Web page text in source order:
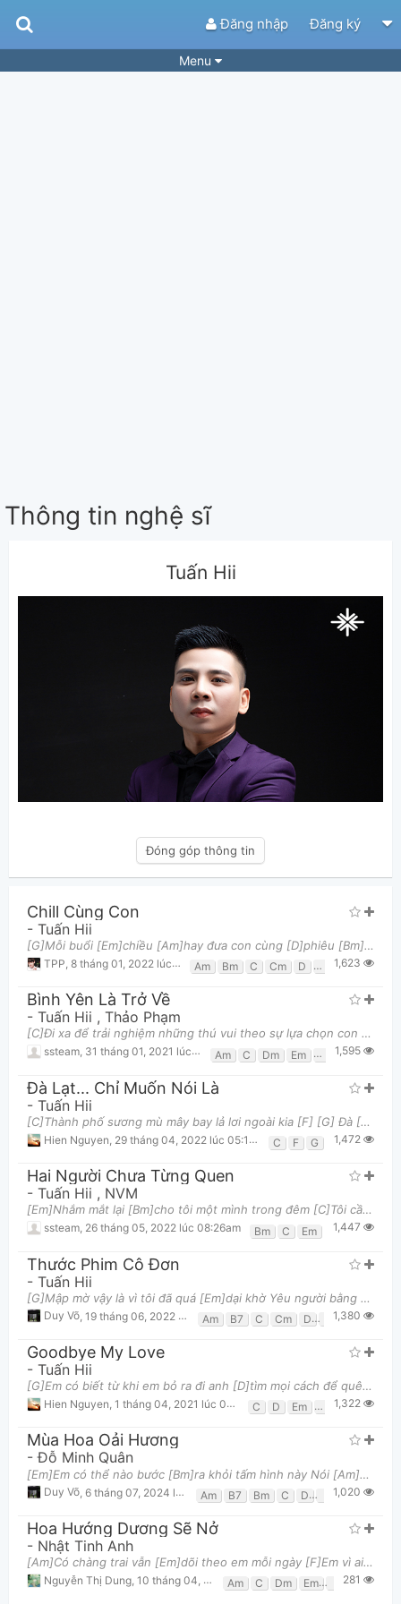
Đăng nhập Đăng ký
Menu
Thông tin nghệ sĩ
Tuấn Hii
Đóng góp thông tin
Chill Cùng Con
- Tuấn Hii
[G]Mỗi buổi [Em]chiều [Am]hay đưa con cùng [D]phiêu [Bm]Xách xe vi vu ta cùng [Em]chill [C]lướt nh
TPP 8 tháng 01, 2022 lúc 02:23pm Am Bm C Cm D Em G
1,623
Bình Yên Là Trở Về
- Tuấn Hii , Thảo Phạm
[C]Đi xa để trải nghiệm những thú vui theo sự lựa chọn con tim [Am]Đi xa để trải nghiệm những hươn
ssteam, 31 tháng 01, 2021 lúc 01:37pm Am C Dm Em F G
1,595
Đà Lạt... Chỉ Muốn Nói Là
- Tuấn Hii
[C]Thành phố sương mù mây bay lả lơi ngoài kia [F] [G] Đà [C]lạt là nơi thần tiên Của đôi ta bên nh
Hien Nguyen 29 tháng 04, 2022 lúc 05:18am C F G 1,472
Hai Người Chưa Từng Quen
- Tuấn Hii , NVM
[Em]Nhắm mắt lại [Bm]cho tôi một mình trong đêm [C]Tôi cần một làn khói thêm chút âm thanh của riên
ssteam, 26 tháng 05, 2022 lúc 08:26am Bm C Em 1,447
Thước Phim Cô Đơn
- Tuấn Hii
[G]Mập mờ vậy là vì tôi đã quá [Em]dại khờ Yêu người bằng nụ cười đan xen [C]có chút ngây ngơ để hô
Duy Võ 19 tháng 06, 2022 lúc 08:05pm Am B7 C Cm D Em G
1,380
Goodbye My Love
- Tuấn Hii
[G]Em có biết từ khi em bỏ ra đi anh [D]tìm mọi cách để quên em anh trốn tránh [Em]Những ký ức bên
Hien Nguyen 1 tháng 04, 2021 lúc 04:49am C D Em G 1,322
Mùa Hoa Oải Hương
-Đỗ Minh Quân
[Em]Em có thể nào bước [Bm]ra khỏi tấm hình này Nói [Am]với tôi rằng [D]em rất nhớ [G]đến tôi ? [B
Duy Võ 6 tháng 07, 2024 lúc 08:19pm Am B7 Bm C D Em G
1,020
Hoa Hướng Dương Sẽ Nở
- Nhật Tinh Anh
[Am]Có chàng trai vẫn [Em]dõi theo em mỗi ngày [F]Em vì ai nước [C]mắt nặng trỉu trên vai [Am]Thầm
Nguyễn Thị Dung 10 tháng 04, 2026 lúc 04:03am Am C Dm Em G
281